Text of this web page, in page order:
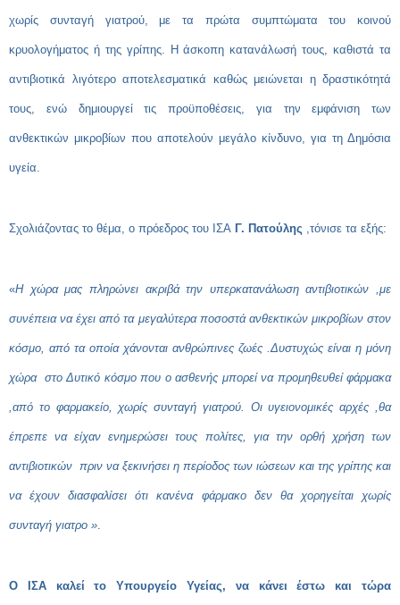
χωρίς συνταγή γιατρού, με τα πρώτα συμπτώματα του κοινού
κρυολογήματος ή της γρίπης. Η άσκοπη κατανάλωσή τους, καθιστά τα
αντιβιοτικά λιγότερο αποτελεσματικά καθώς μειώνεται η δραστικότητά
τους, ενώ δημιουργεί τις προϋποθέσεις, για την εμφάνιση των
ανθεκτικών μικροβίων που αποτελούν μεγάλο κίνδυνο, για τη Δημόσια
υγεία.
Σχολιάζοντας το θέμα, ο πρόεδρος του ΙΣΑ Γ. Πατούλης ,τόνισε τα εξής:
«Η χώρα μας πληρώνει ακριβά την υπερκατανάλωση αντιβιοτικών ,με
συνέπεια να έχει από τα μεγαλύτερα ποσοστά ανθεκτικών μικροβίων στον
κόσμο, από τα οποία χάνονται ανθρώπινες ζωές .Δυστυχώς είναι η μόνη
χώρα στο Δυτικό κόσμο που ο ασθενής μπορεί να προμηθευθεί φάρμακα
,από το φαρμακείο, χωρίς συνταγή γιατρού. Οι υγειονομικές αρχές ,θα
έπρεπε να είχαν ενημερώσει τους πολίτες, για την ορθή χρήση των
αντιβιοτικών πριν να ξεκινήσει η περίοδος των ιώσεων και της γρίπης και
να έχουν διασφαλίσει ότι κανένα φάρμακο δεν θα χορηγείται χωρίς
συνταγή γιατρο ».
Ο ΙΣΑ καλεί το Υπουργείο Υγείας, να κάνει έστω και τώρα